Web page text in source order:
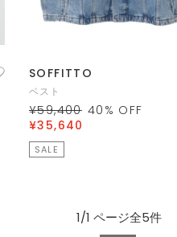
SOFFITTO
ベスト
¥59,400 40 % OFF
¥35,640
SALE
1/1 ページ全5件